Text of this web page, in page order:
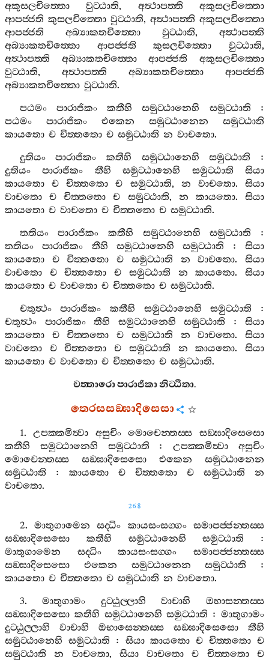
අකුසලචිත‍්තො
වුට‍්ඨාති, අත්‍ථාපත‍්ති
අකුසලචිත‍්තො
ආපජ‍්ජති කුසලචිත‍්තො වුට‍්ඨාති, අත්‍ථාපත‍්ති අකුසලචිත‍්තො
ආපජ‍්ජති
අබ්‍යාකතචිත‍්තො වුට‍්ඨාති, අත්‍ථාපත‍්ති
අබ්‍යාකතචිත‍්තො
ආපජ‍්ජති කුසලචිත‍්තො වුට‍්ඨාති,
අත්‍ථාපත‍්ති
අබ්‍යාකතචිත‍්තො ආපජ‍්ජති
අකුසලචිත‍්තො
වුට‍්ඨාති, අත්‍ථාපත‍්ති අබ්‍යාකතචිත‍්තො
ආපජ‍්ජති
අබ්‍යාකතචිත‍්තො වුට‍්ඨාති.
පඨමං
පාරාජිකං කතීහි සමුට‍්ඨානෙහි සමුට‍්ඨාති :
පඨමං
පාරාජිකං එකෙන සමුට‍්ඨානෙන
සමුට‍්ඨාති
කායතො ච චිත‍්තතො ච සමුට‍්ඨාති න වාචතො.
දුතියං
පාරාජිකං කතීහි සමුට‍්ඨානෙහි සමුට‍්ඨාති :
දුතියං
පාරාජිකං තීහි සමුට‍්ඨානෙහි සමුට‍්ඨාති
සියා
කායතො
ච චිත‍්තතො ච සමුට‍්ඨාති, න වාචතො.සියා
වාචතො
ච චිත‍්තතො ච සමුට‍්ඨාති, න කායතො.සියා
කායතො ච වාචතො ච චිත‍්තතො ච සමුට‍්ඨාති.
තතියං
පාරාජිකං කතීහි සමුට‍්ඨානෙහි සමුට‍්ඨාති :
තතියං
පාරාජිකං තීහි සමුට‍්ඨානෙහි සමුට‍්ඨාති :සියා
කායතො
ච චිත‍්තතො ච සමුට‍්ඨාති න වාචතො.සියා
වාචතො
ච චිත‍්තතො ච සමුට‍්ඨාති න කායතො.සියා
කායතො ච වාචතො ච චිත‍්තතො ච සමුට‍්ඨාති.
චතුත්‍ථං
පාරාජිකං කතීහි සමුට‍්ඨානෙහි සමුට‍්ඨාති :
චතුත්‍ථං
පාරාජිකං තීහි සමුට‍්ඨානෙහි සමුට‍්ඨාති : සියා
කායතො
ච චිත‍්තතො ච සමුට‍්ඨාති න වාචතො.සියා
වාචතො
ච චිත‍්තතො ච සමුට‍්ඨාති න කායතො.සියා
කායතො ච වාචතො ච චිත‍්තතො ච සමුට‍්ඨාති.
චත‍්තාරොපාරාජිකානිට‍්ඨිතා.
තෙරසසඞ‍්ඝාදිසෙසා
1.උපක‍්කමිත්‍වා අසුචිං මොචෙන‍්තස‍්ස
සඞ‍්ඝාදිසෙසො
කතීහි
සමුට‍්ඨානෙහි සමුට‍්ඨාති :උපක‍්කමිත්‍වා
අසුචිං
මොචෙන‍්තස‍්ස
සඞ‍්ඝාදිසෙසො එකෙන
සමුට‍්ඨානෙන
සමුට‍්ඨාති : කායතො ච චිත‍්තතො ච සමුට‍්ඨාති
න
වාචතො.
268
2. මාතුගාමෙන සද‍්ධිං කායසංසග‍්ගං සමාපජ‍්ජන‍්තස‍්ස
සඞ‍්ඝාදිසෙසො
කතීහි සමුට‍්ඨානෙහි සමුට‍්ඨාති :
මාතුගාමෙන
සද‍්ධිං කායසංසග‍්ගං
සමාපජ‍්ජන‍්තස‍්ස
සඞ‍්ඝාදිසෙසො
එකෙන සමුට‍්ඨානෙන සමුට‍්ඨාති :
කායතො ච චිත‍්තතො ච සමුට‍්ඨාති න වාචතො.
3.මාතුගාමං දුට‍්ඨුල‍්ලාහි වාචාහි
ඔභාසන‍්තස‍්ස
සඞ‍්ඝාදිසෙසො කතීහි සමුට‍්ඨානෙහි සමුට‍්ඨාති :මාතුගාමං
දුට‍්ඨුල‍්ලාහි
වාචාහි ඔභාසෙන‍්තස‍්ස සඞ‍්ඝාදිසෙසො
තීහි
සමුට‍්ඨානෙහි සමුට‍්ඨාති : සියා කායතො ච චිත‍්තතො ච
සමුට‍්ඨාති
න වාචතො, සියා වාචතො ච චිත‍්තතො ච